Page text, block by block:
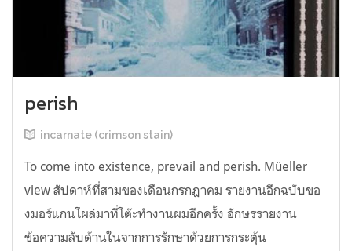
perish
incarnate (crimson stain)
To come into existence, prevail and perish. Müeller
view สัปดาห์ที่สามของเดือนกรกฎาคม รายงานอีกฉบับขอ
งมอร์แกนโผล่มาที่โต๊ะทำงานผมอีกครั้ง อักษรรายงาน
ข้อความลับด้านในจากการรักษาด้วยการกระตุ้น